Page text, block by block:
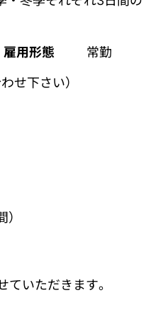
雇用形態
常勤
せ下さい）
）
ていただきます。